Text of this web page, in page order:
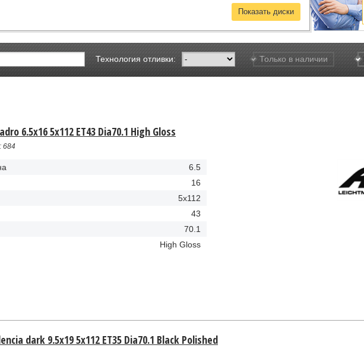
Технология отливки: Только в наличии
6.5x16 5x112 ET43 Dia70.1 High Gloss
684
6.5
16
5x112
43
70.1
High Gloss
dark 9.5x19 5x112 ET35 Dia70.1 Black Polished